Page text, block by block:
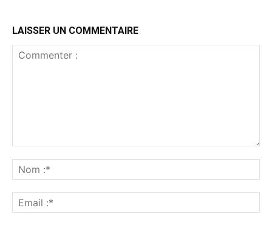
LAISSER UN COMMENTAIRE